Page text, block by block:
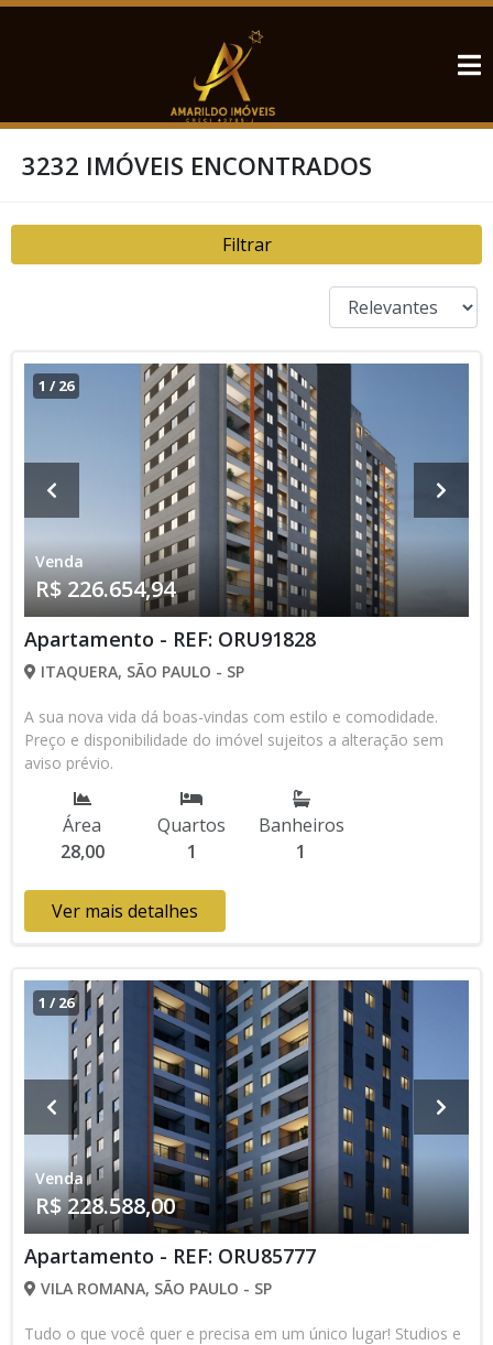
3232 IMÓVEIS ENCONTRADOS
Filtrar
1 /26
Venda
R$ 226.654,94
Apartamento - REF: ORU91828
ITAQUERA, SÃO PAULO - SP
A sua nova vida dá boas-vindas com estilo e comodidade.
Preço e disponibilidade do imóvel sujeitos a alteração sem
aviso prévio.
Área
28,00
Quartos
1
Banheiros
1
Ver mais detalhes
1 / 26
Venda
R$ 228.588,00
Apartamento - REF: ORU85777
VILA ROMANA, SÃO PAULO - SP
Tudo o que você quer e precisa em um único lugar! Studios e